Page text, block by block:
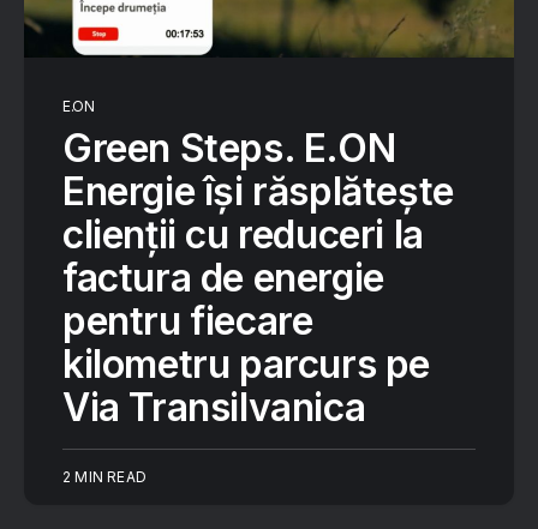
E.ON
Green Steps. E.ON
Energie își răsplătește
clienții cu reduceri la
factura de energie
pentru fiecare
kilometru parcurs pe
Via Transilvanica
2 MIN READ